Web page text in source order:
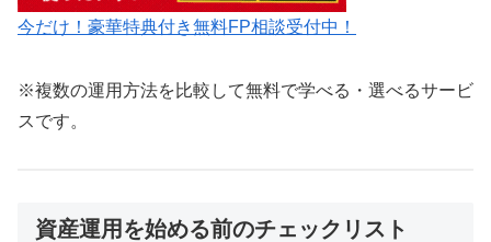
今だけ！豪華特典付き無料FP相談受付中！
※複数の運用方法を比較して無料で学べる・選べるサービ
スです。
資産運用を始める前のチェックリスト